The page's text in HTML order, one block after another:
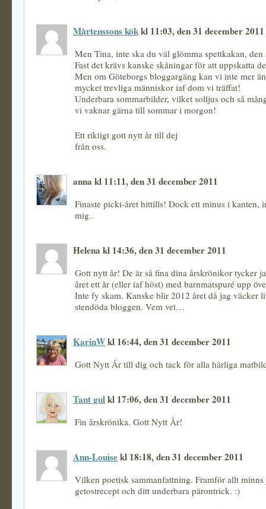
Mårtenssons kökkl 11:03, den 31 december 2011
Men Tina, inte ska du väl glömma spettkakan, den
Fast det krävs kanske skåningar för att uppskatta
Men om Göteborgs bloggargäng kan vi inte mer
mycket trevliga människor iaf dom vi träffat!
Underbara sommarbilder, vilket solljus och så
vi vaknar gärna till sommar i morgon!
Ett riktigt gott nytt år till dej
från oss.
anna kl 11:11, den 31 december 2011
Finaste picki-året hittills! Dock ett minus i kanten,
mig..
Helena kl 14:36, den 31 december 2011
Gott nytt år! De är så fina dina årskrönikor tycker
året ett år (eller iaf höst) med barnmatspuré upp
Inte fy skam. Kanske blir 2012 året då jag väcker
stendöda bloggen. Vem vet…
KarinWkl 16:44, den 31 december 2011
Gott Nytt År till dig och tack för alla härliga
Tant gulkl 17:06, den 31 december 2011
Fin årskrönika. Gott Nytt År!
Ann-Louisekl 18:18, den 31 december 2011
Vilken poetisk sammanfattning. Framför allt
getostrecept och ditt underbara pärontrick. :)